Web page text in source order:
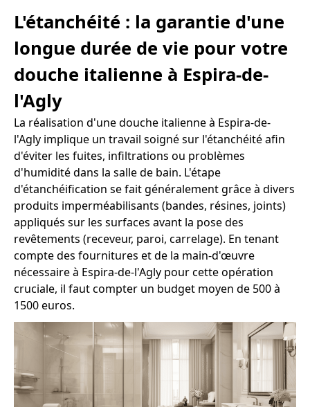
L'étanchéité : la garantie d'une
longue durée de vie pour votre
douche italienne à Espira-de-
l'Agly
La réalisation d'une douche italienne à Espira-de-
l'Agly implique un travail soigné sur l'étanchéité afin
d'éviter les fuites, infiltrations ou problèmes
d'humidité dans la salle de bain. L'étape
d'étanchéification se fait généralement grâce à divers
produits imperméabilisants (bandes, résines, joints)
appliqués sur les surfaces avant la pose des
revêtements (receveur, paroi, carrelage). En tenant
compte des fournitures et de la main-d'œuvre
nécessaire à Espira-de-l'Agly pour cette opération
cruciale, il faut compter un budget moyen de 500 à
1500 euros.